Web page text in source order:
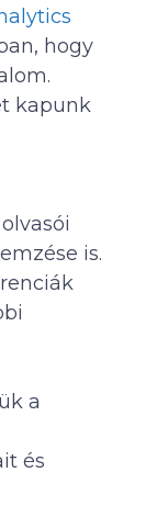
hogy
kapunk
is.
a
és